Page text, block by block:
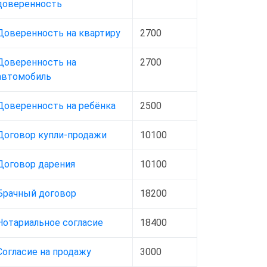
на квартиру 2700
на
2700
на ребёнка 2500
купли-продажи 10100
дарения 10100
договор 18200
согласие 18400
на продажу 3000